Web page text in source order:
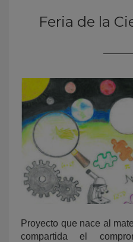
Feria de la
Proyecto que nace al
compartida el